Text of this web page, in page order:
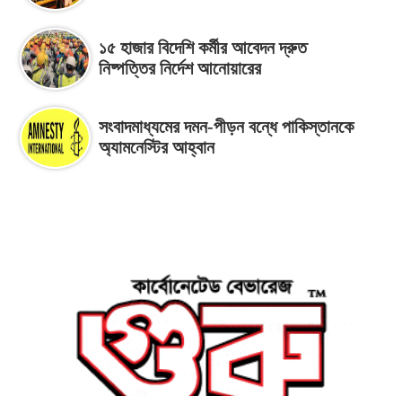
১৫ হাজার বিদেশি কর্মীর আবেদন দ্রুত
নিষ্পত্তির নির্দেশ আনোয়ারের
সংবাদমাধ্যমের দমন-পীড়ন বন্ধে পাকিস্তানকে
অ্যামনেস্টির আহ্বান